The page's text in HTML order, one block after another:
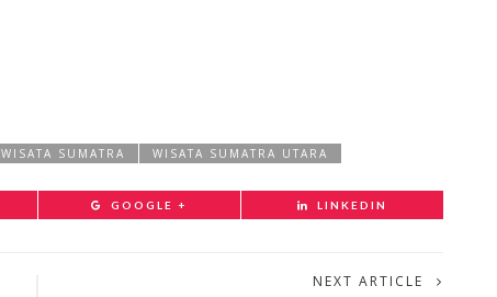
WISATA SUMATRA WISATA SUMATRA UTARA
GOOGLE + LINKEDIN
NEXT ARTICLE